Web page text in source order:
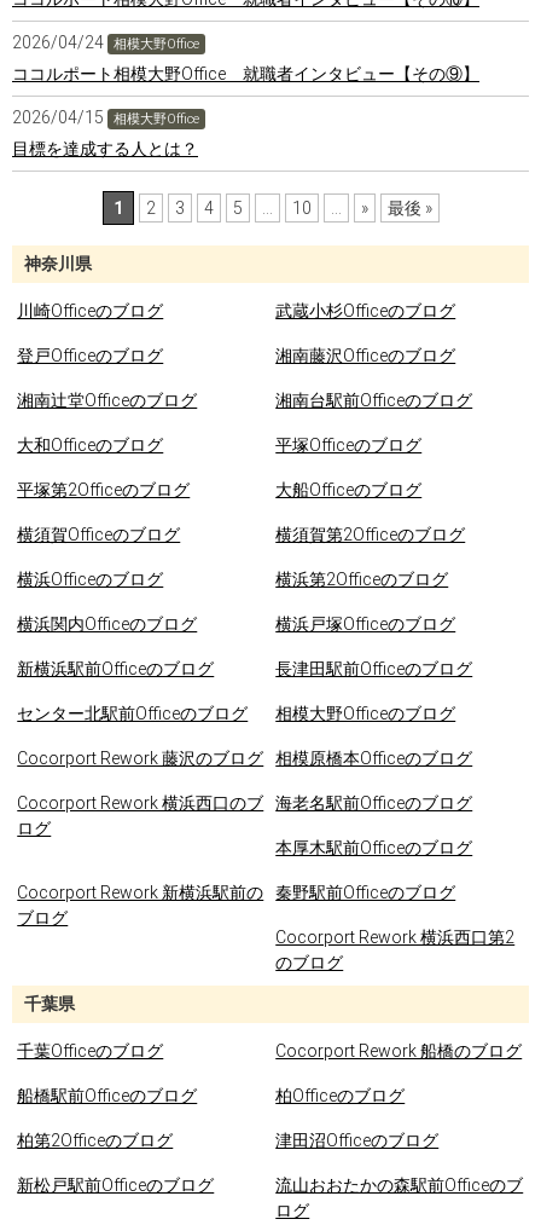
神奈川県
川崎Officeのブログ 武蔵小杉Officeのブログ
登戸Officeのブログ 湘南藤沢Officeのブログ
湘南辻堂Officeのブログ 湘南台駅前Officeのブログ
大和Officeのブログ 平塚Officeのブログ
平塚第2Officeのブログ 大船Officeのブログ
横須賀Officeのブログ 横須賀第2Officeのブログ
横浜Officeのブログ 横浜第2Officeのブログ
横浜関内Officeのブログ 横浜戸塚Officeのブログ
新横浜駅前Officeのブログ 長津田駅前Officeのブログ
センター北駅前Officeのブログ 相模大野Officeのブログ
Cocorport Rework 藤沢のブログ 相模原橋本Officeのブログ
Cocorport Rework 横浜西口のブ
ログ
海老名駅前Officeのブログ
本厚木駅前Officeのブログ
Cocorport Rework 新横浜駅前の
ブログ
秦野駅前Officeのブログ
Cocorport Rework 横浜西口第2
のブログ
千葉県
千葉Officeのブログ Cocorport Rework 船橋のブログ
船橋駅前Officeのブログ 柏Officeのブログ
柏第2Officeのブログ 津田沼Officeのブログ
新松戸駅前Officeのブログ
流山おおたかの森駅前Officeのブ
ログ
2026/04/24 相模大野Office
ココルポート相模大野Office 就職者インタビュー【その⑨】
2026/04/15 相模大野Office
目標を達成する人とは？
1 2 3 4 5 10 » 最後 »